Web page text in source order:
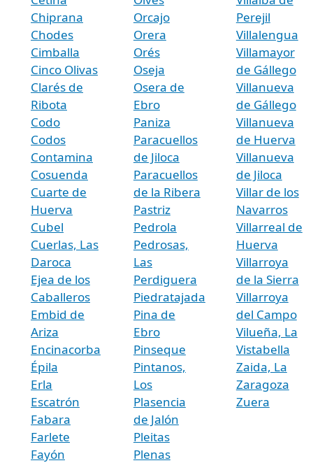
Chiprana
Chodes
Cimballa
Cinco Olivas
Clarés de
Ribota
Codo
Codos
Contamina
Cosuenda
Cuarte de
Huerva
Cubel
Cuerlas, Las
Daroca
Ejea de los
Caballeros
Embid de
Ariza
Encinacorba
Épila
Erla
Escatrón
Fabara
Farlete
Fayón
Orcajo
Orera
Orés
Oseja
Osera de
Ebro
Paniza
Paracuellos
de Jiloca
Paracuellos
de la Ribera
Pastriz
Pedrola
Pedrosas,
Las
Perdiguera
Piedratajada
Pina de
Ebro
Pinseque
Pintanos,
Los
Plasencia
de Jalón
Pleitas
Plenas
Perejil
Villalengua
Villamayor
de Gállego
Villanueva
de Gállego
Villanueva
de Huerva
Villanueva
de Jiloca
Villar de los
Navarros
Villarreal de
Huerva
Villarroya
de la Sierra
Villarroya
del Campo
Vilueña, La
Vistabella
Zaida, La
Zaragoza
Zuera